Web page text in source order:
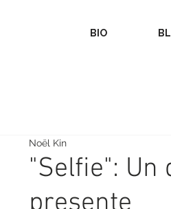
BIO
"Selfie": Un
Noël Kin